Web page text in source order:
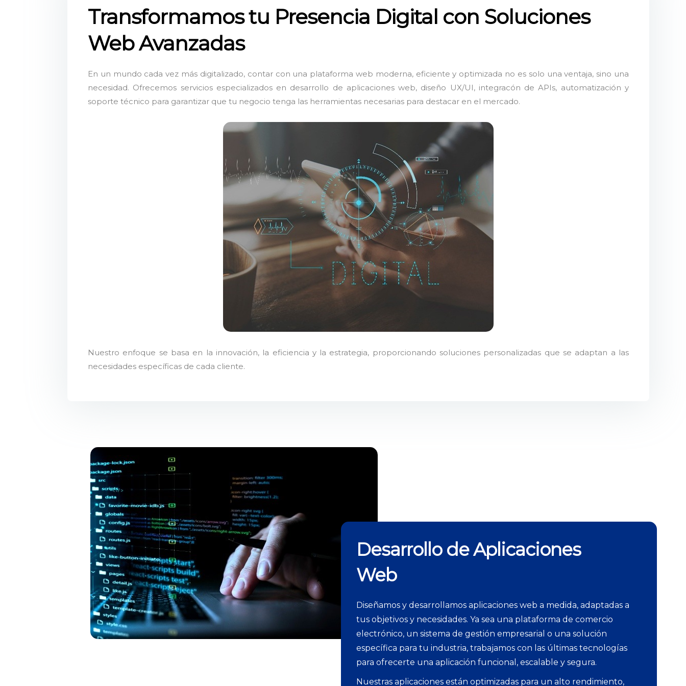
Transformamos tu Presencia Digital con Soluciones
Web Avanzadas
En un mundo cada vez más digitalizado, contar con una plataforma web moderna, eficiente y optimizada no es solo una ventaja, sino una
necesidad. Ofrecemos servicios especializados en desarrollo de aplicaciones web, diseño UX/UI, integracón de APIs, automatización y
soporte técnico para garantizar que tu negocio tenga las herramientas necesarias para destacar en el mercado.
Nuestro enfoque se basa en la innovación, la eficiencia y la estrategia, proporcionando soluciones personalizadas que se adaptan a las
necesidades específicas de cada cliente.
Desarrollo de Aplicaciones
Web
Diseñamos y desarrollamos aplicaciones web a medida, adaptadas a
tus objetivos y necesidades. Ya sea una plataforma de comercio
electrónico, un sistema de gestión empresarial o una solución
específica para tu industria, trabajamos con las últimas tecnologías
para ofrecerte una aplicación funcional, escalable y segura.
Nuestras aplicaciones están optimizadas para un alto rendimiento,